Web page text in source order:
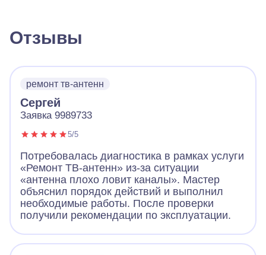
Отзывы
ремонт тв-антенн
Сергей
Заявка 9989733
5/5
Потребовалась диагностика в рамках услуги
«Ремонт ТВ-антенн» из-за ситуации
«антенна плохо ловит каналы». Мастер
объяснил порядок действий и выполнил
необходимые работы. После проверки
получили рекомендации по эксплуатации.